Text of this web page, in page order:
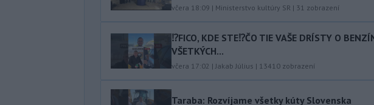
včera 18:09 | Ministerstvo kultúry SR | 31 zobrazení
⁉️FICO, KDE STE⁉️ČO TIE VAŠE DRÍSTY O
VŠETKÝCH...
včera 17:02 |Jakab Július | 13410 zobrazení
Taraba: Rozvíjame všetky kúty Slovenska